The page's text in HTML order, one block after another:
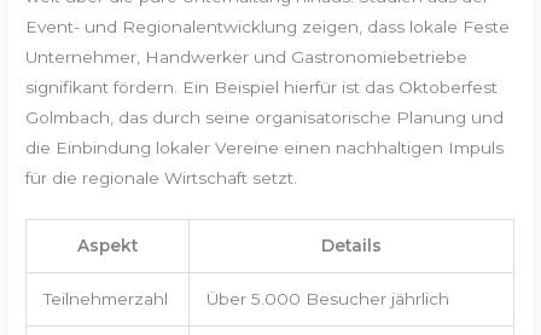
Event- und Regionalentwicklung zeigen, dass lokale Feste
Unternehmer, Handwerker und Gastronomiebetriebe
signifikant fördern. Ein Beispiel hierfür ist das Oktoberfest
Golmbach, das durch seine organisatorische Planung und
die Einbindung lokaler Vereine einen nachhaltigen Impuls
für die regionale Wirtschaft setzt.
Aspekt Details
Teilnehmerzahl Über 5.000 Besucher jährlich